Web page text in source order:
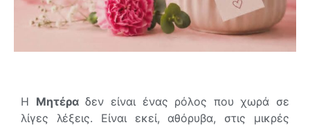
Η Μητέραδεν είναι ένας ρόλος που χωρά σε
λίγες λέξεις. Είναι εκεί, αθόρυβα, στις μικρές